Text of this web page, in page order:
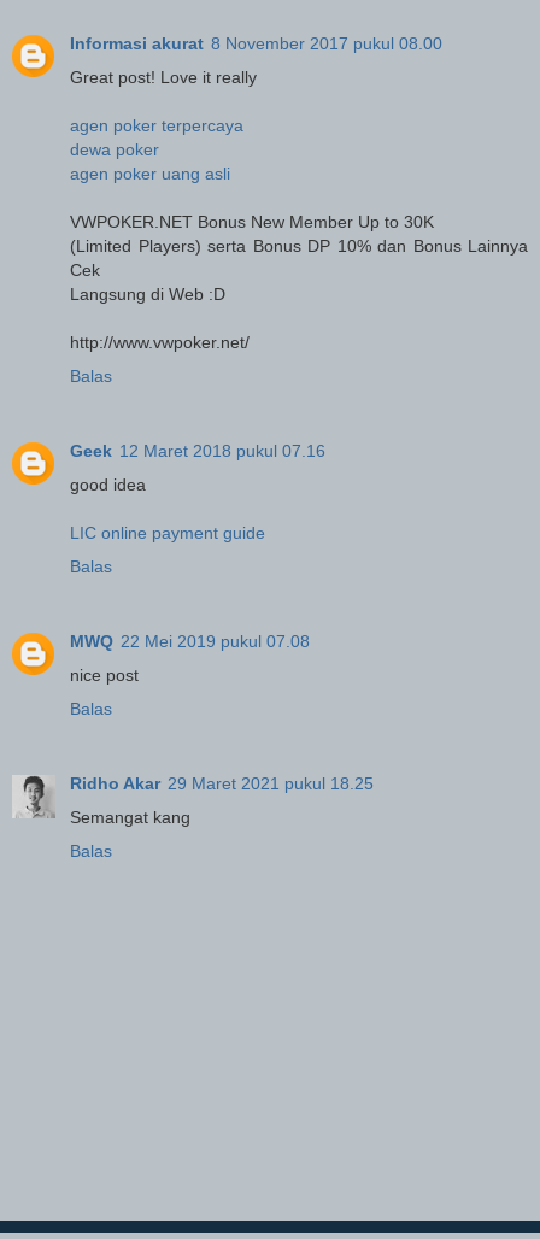
Informasi akurat 8 November 2017 pukul 08.00
Great post! Love it really
agen poker terpercaya
dewa poker
agen poker uang asli
VWPOKER.NET Bonus New Member Up to 30K
(Limited Players) serta Bonus DP 10% dan Bonus Lainnya
Cek
Langsung di Web :D
http://www.vwpoker.net/
Balas
Geek 12 Maret 2018 pukul 07.16
good idea
LIC online payment guide
Balas
MWQ 22 Mei 2019 pukul 07.08
nice post
Balas
Ridho Akar 29 Maret 2021 pukul 18.25
Semangat kang
Balas